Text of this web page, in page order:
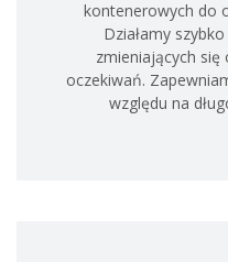
kontenerowych do
Działamy
zmieniających
oczekiwań.
względu na